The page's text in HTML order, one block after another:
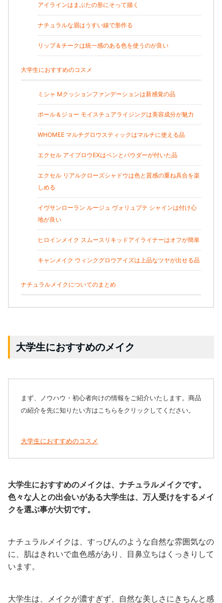
アイラインはまぶたの形にそって描く
ナチュラルな眉はうすい線で形作る
リップ＆チークは統一感のある色を使うのが良い
大学生におすすめのコスメ
ミシャ Мクッションファンデーションは新感覚の品
ポール＆ジョー モイスチュアライジングは美容成分が魅力
WHOMEE マルチグロウスティックはマルチに使える品
エクセル アイブロウEXはペンとパウダーが付いた品
エクセル リアルクローズシャドウは色と質感の重ね具合を楽
しめる
イヴサンローラン ルージュ ヴォリュプテ シャインは付け心
地が良い
ヒロインメイク スムースリキッドアイライナーはオフが簡単
キャンメイク ウィンクグロウアイズは上品なツヤが出せる品
ナチュラルメイクについてのまとめ
大学生におすすめのメイク
まず、ノウハウ・初心者向けの情報をご紹介いたします。商品
の紹介を先に知りたい方はこちらをクリックしてください。
大学生におすすめのコスメ
大学生におすすめのメイクは、ナチュラルメイクです。
色々な人との出会いがある大学生は、万人受けをするメイ
クを選ぶ事が大切です。
ナチュラルメイクは、すっぴんのような自然な雰囲気なの
に、肌はきれいで血色感があり、目鼻立ちはくっきりして
います。
大学生は、メイクが濃すぎず、自然な美しさにきちんと感